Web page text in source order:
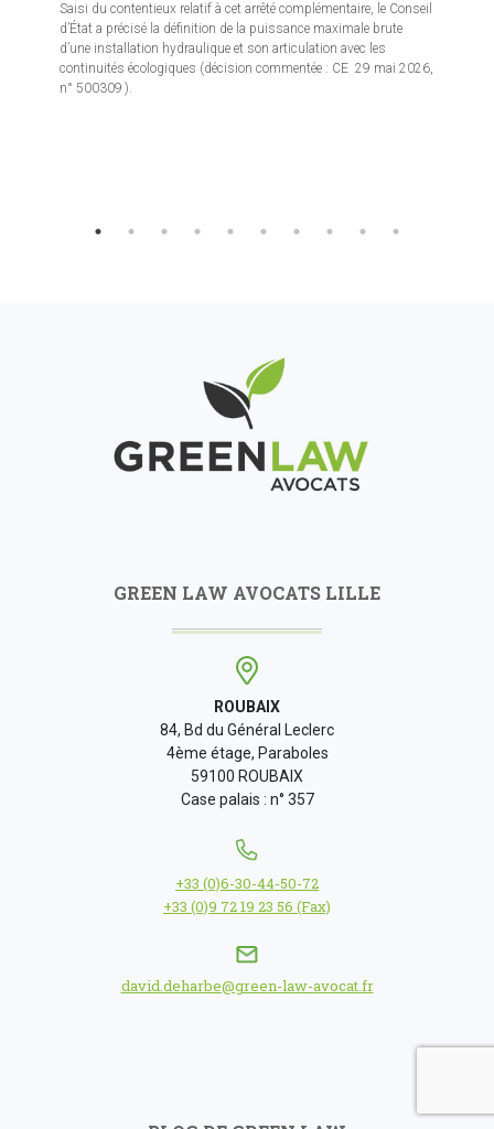
Saisi du contentieux relatif à cet arrêté complémentaire, le Conseil
d’État a précisé la définition de la puissance maximale brute
d’une installation hydraulique et son articulation avec les
continuités écologiques (décision commentée : CE 29 mai 2026,
n° 500309 ).
GREEN LAW AVOCATS LILLE
ROUBAIX
84, Bd du Général Leclerc
4ème étage, Paraboles
59100 ROUBAIX
Case palais : n° 357
+33 (0)6-30-44-50-72
+33 (0)9 72 19 23 56 (Fax)
david.deharbe@green-law-avocat.fr